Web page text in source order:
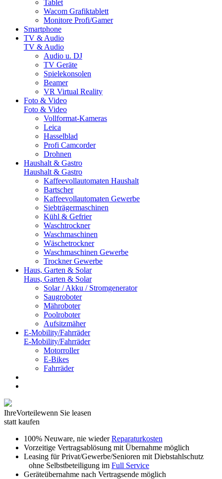
Tablet
Wacom Grafiktablett
Monitore Profi/Gamer
Smartphone
TV & Audio
TV & Audio
Audio u. DJ
TV Geräte
Spielekonsolen
Beamer
VR Virtual Reality
Foto & Video
Foto & Video
Vollformat-Kameras
Leica
Hasselblad
Profi Camcorder
Drohnen
Haushalt & Gastro
Haushalt & Gastro
Kaffeevollautomaten Haushalt
Bartscher
Kaffeevollautomaten Gewerbe
Siebträgermaschinen
Kühl & Gefrier
Waschtrockner
Waschmaschinen
Wäschetrockner
Waschmaschinen Gewerbe
Trockner Gewerbe
Haus, Garten & Solar
Haus, Garten & Solar
Solar / Akku / Stromgenerator
Saugroboter
Mähroboter
Poolroboter
Aufsitzmäher
E-Mobility/Fahrräder
E-Mobility/Fahrräder
Motorroller
E-Bikes
Fahrräder
IhreVorteilewenn Sie leasen
statt kaufen
100% Neuware, nie wiederReparaturkosten
Vorzeitige Vertragsablösung mit Übernahme möglich
Leasing für Privat/Gewerbe/Senioren mit Diebstahlschutz
ohne Selbstbeteiligung im Full Service
Geräteübernahme nach Vertragsende möglich